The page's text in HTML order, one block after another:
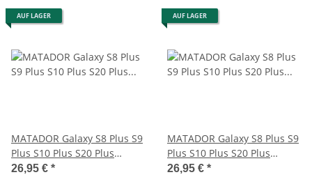
AUF LAGER
MATADOR Galaxy S8 Plus S9
Plus S10 Plus S20 Plus
Ledertasche Schwarz
26,95 € *
AUF LAGER
MATADOR Galaxy S8 Plus S9
Plus S10 Plus S20 Plus
Ledertasche Schwarz
26,95 € *